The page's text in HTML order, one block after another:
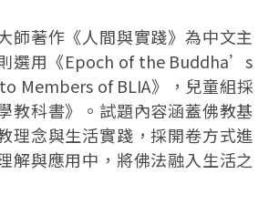
師著作《人間與實踐》為中文主
選用《Epoch of the Buddha’s
Members of BLIA》，兒童組採
教科書》。試題內容涵蓋佛教基
理念與生活實踐，採開卷方式進
解與應用中，將佛法融入生活之